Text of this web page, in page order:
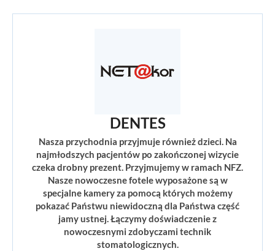
DENTES
Nasza przychodnia przyjmuje również dzieci. Na
najmłodszych pacjentów po zakończonej wizycie
czeka drobny prezent. Przyjmujemy w ramach NFZ.
Nasze nowoczesne fotele wyposażone są w
specjalne kamery za pomocą których możemy
pokazać Państwu niewidoczną dla Państwa część
jamy ustnej. Łączymy doświadczenie z
nowoczesnymi zdobyczami technik
stomatologicznych.